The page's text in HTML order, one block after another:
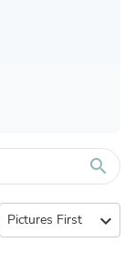
search
expand_more